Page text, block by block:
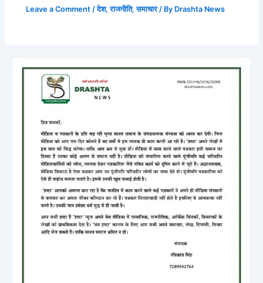
Leave a Comment /देश,राजनीति,समाचार/ By Drashta News